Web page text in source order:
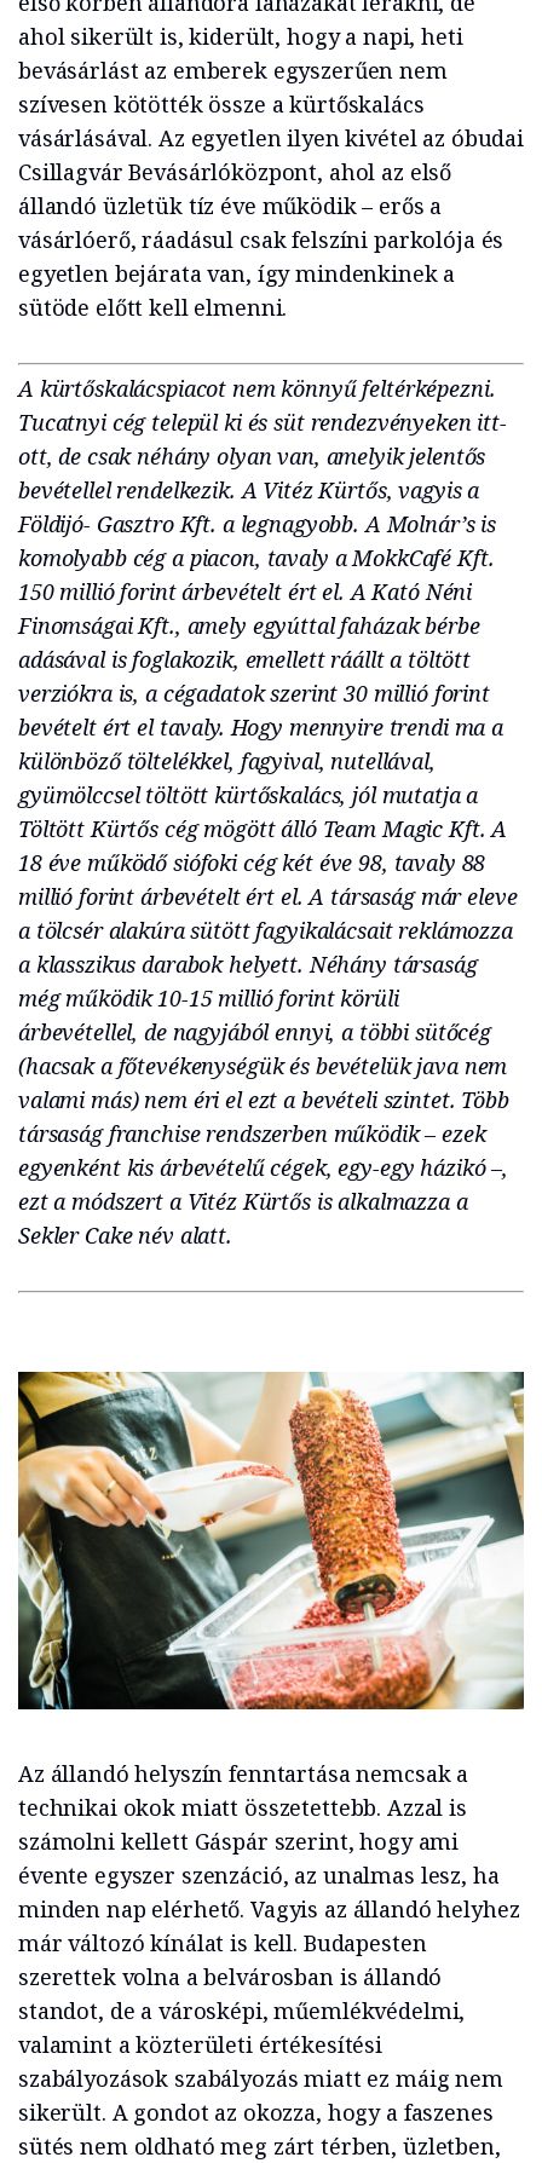
ahol sikerült is, kiderült, hogy a napi, heti
bevásárlást az emberek egyszerűen nem
szívesen kötötték össze a kürtőskalács
vásárlásával. Az egyetlen ilyen kivétel az óbudai
Csillagvár Bevásárlóközpont, ahol az első
állandó üzletük tíz éve működik – erős a
vásárlóerő, ráadásul csak felszíni parkolója és
egyetlen bejárata van, így mindenkinek a
sütöde előtt kell elmenni.
A kürtőskalácspiacot nem könnyű feltérképezni.
Tucatnyi cég települ ki és süt rendezvényeken itt-
ott, de csak néhány olyan van, amelyik jelentős
bevétellel rendelkezik. A Vitéz Kürtős, vagyis a
Földijó- Gasztro Kft. a legnagyobb. A Molnár’s is
komolyabb cég a piacon, tavaly a MokkCafé Kft.
150 millió forint árbevételt ért el. A Kató Néni
Finomságai Kft., amely egyúttal faházak bérbe
adásával is foglakozik, emellett ráállt a töltött
verziókra is, a cégadatok szerint 30 millió forint
bevételt ért el tavaly. Hogy mennyire trendi ma a
különböző töltelékkel, fagyival, nutellával,
gyümölccsel töltött kürtőskalács, jól mutatja a
Töltött Kürtős cég mögött álló Team Magic Kft. A
18 éve működő siófoki cég két éve 98, tavaly 88
millió forint árbevételt ért el. A társaság már eleve
a tölcsér alakúra sütött fagyikalácsait reklámozza
a klasszikus darabok helyett. Néhány társaság
még működik 10-15 millió forint körüli
árbevétellel, de nagyjából ennyi, a többi sütőcég
(hacsak a főtevékenységük és bevételük java nem
valami más) nem éri el ezt a bevételi szintet. Több
társaság franchise rendszerben működik – ezek
egyenként kis árbevételű cégek, egy-egy házikó –,
ezt a módszert a Vitéz Kürtős is alkalmazza a
Sekler Cake név alatt.
Az állandó helyszín fenntartása nemcsak a
technikai okok miatt összetettebb. Azzal is
számolni kellett Gáspár szerint, hogy ami
évente egyszer szenzáció, az unalmas lesz, ha
minden nap elérhető. Vagyis az állandó helyhez
már változó kínálat is kell. Budapesten
szerettek volna a belvárosban is állandó
standot, de a városképi, műemlékvédelmi,
valamint a közterületi értékesítési
szabályozások szabályozás miatt ez máig nem
sikerült. A gondot az okozza, hogy a faszenes
sütés nem oldható meg zárt térben, üzletben,